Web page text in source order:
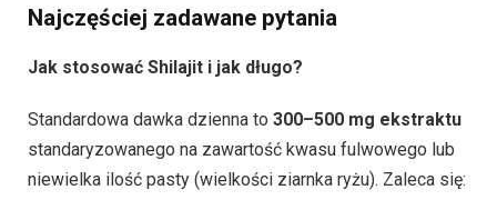
Najczęściej zadawane pytania
Jak stosować Shilajit i jak długo?
Standardowa dawka dzienna to 300–500 mg ekstraktu
standaryzowanego na zawartość kwasu fulwowego lub
niewielka ilość pasty (wielkości ziarnka ryżu). Zaleca się: